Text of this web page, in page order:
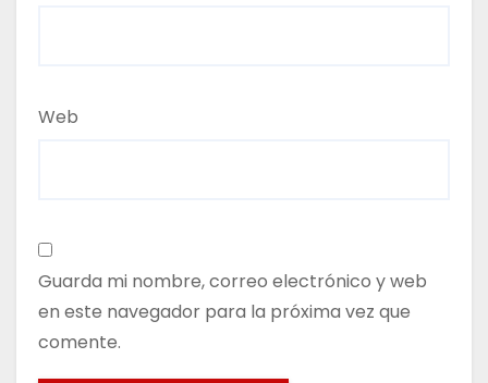
Web
Guarda mi nombre, correo electrónico y web
en este navegador para la próxima vez que
comente.